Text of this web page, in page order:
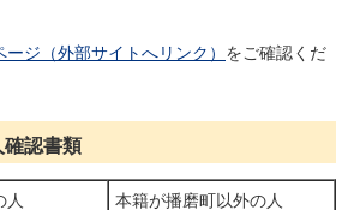
ジ（外部サイトへリンク） をご確認くだ
認書類
人 本籍が播磨町以外の人